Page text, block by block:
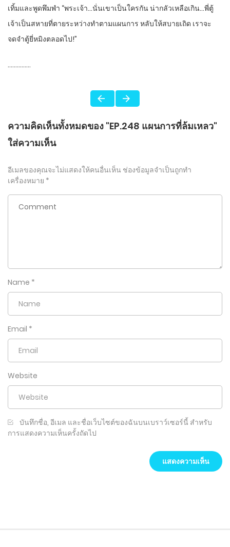
เทิ้มและพูดพึมพำ “พระเจ้า…นั่นเขาเป็นใครกัน น่ากลัวเหลือเกิน…พี่ตู้
เจ้าเป็นสหายที่ตายระหว่างทำตามแผนการ หลับให้สบายเถิด เราจะ
จดจำตู้ยี่หมิงตลอดไป!”
……………
ความคิดเห็นทั้งหมดของ "EP.248 แผนการที่ล้มเหลว"
ใส่ความเห็น
อีเมลของคุณจะไม่แสดงให้คนอื่นเห็น ช่องข้อมูลจำเป็นถูกทำ
เครื่องหมาย *
Name *
Email *
Website
บันทึกชื่อ, อีเมล และชื่อเว็บไซต์ของฉันบนเบราว์เซอร์นี้ สำหรับ
การแสดงความเห็นครั้งถัดไป